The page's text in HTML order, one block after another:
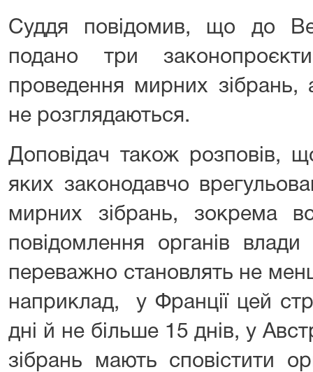
Суддя повідомив, що до
подано три
проведення мирних
не розглядаються.
Доповідач також розповів,
яких законодавчо
мирних зібрань, зокрема
повідомлення органів
переважно становлять не
наприклад, у Франції цей
дні й не більше 15 днів, у
зібрань мають сповістити